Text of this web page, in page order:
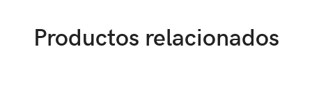
Productos relacionados